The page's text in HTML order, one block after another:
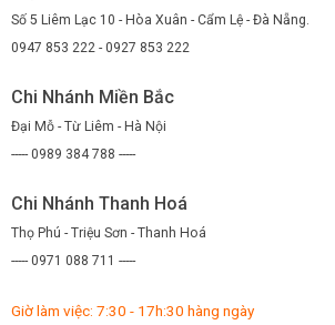
Số 5 Liêm Lạc 10 - Hòa Xuân - Cẩm Lệ - Đà Nẵng.
0947 853 222 - 0927 853 222
Chi Nhánh Miền Bắc
Đại Mỗ - Từ Liêm - Hà Nội
----- 0989 384 788 -----
Chi Nhánh Thanh Hoá
Thọ Phú - Triệu Sơn - Thanh Hoá
----- 0971 088 711 -----
Giờ làm việc: 7:30 - 17h:30 hàng ngày